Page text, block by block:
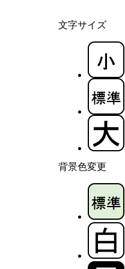
文字サイズ
背景色変更